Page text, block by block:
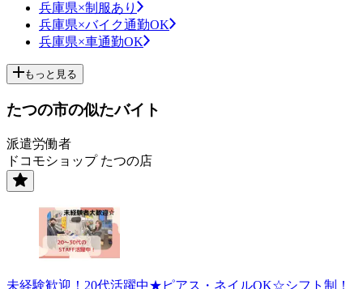
兵庫県×制服あり
兵庫県×バイク通勤OK
兵庫県×車通勤OK
もっと見る
たつの市の似たバイト
派遣労働者
ドコモショップ たつの店
未経験歓迎！20代活躍中★ピアス・ネイルOK☆シフト制！